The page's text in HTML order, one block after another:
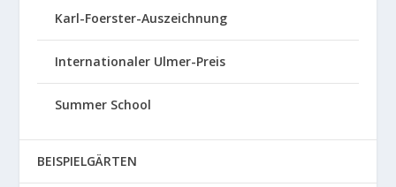
Karl-Foerster-Auszeichnung
Internationaler Ulmer-Preis
Summer School
BEISPIELGÄRTEN